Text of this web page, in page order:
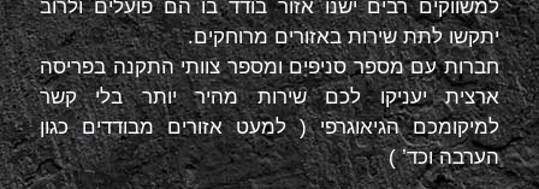
למשווקים רבים ישנו אזור בודד בו הם פועלים ולרוב
יתקשו לתת שירות באזורים מרוחקים.
חברות עם מספר סניפים ומספר צוותי התקנה בפריסה
ארצית יעניקו לכם שירות מהיר יותר בלי קשר
למיקומכם הגיאוגרפי ( למעט אזורים מבודדים כגון
הערבה וכד’ )